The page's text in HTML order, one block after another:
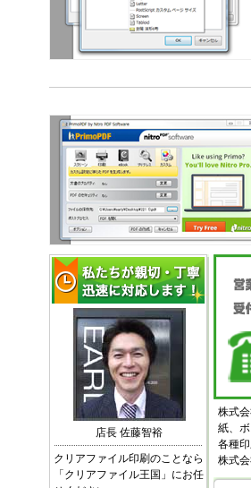
店長 佐藤智裕
クリアファイル印刷のことなら
「クリアファイル王国」にお任
株式
紙、
各種
株式